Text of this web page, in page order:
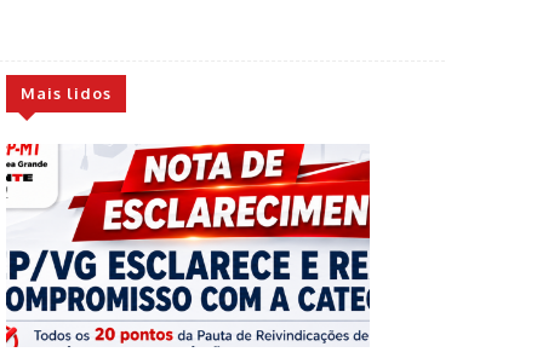
Mais lidos